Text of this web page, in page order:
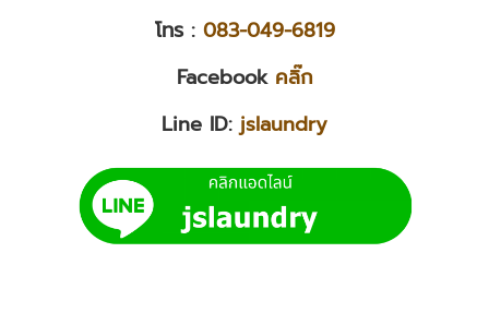
โทร : 083-049-6819
Facebook คลิ๊ก
Line ID:jslaundry